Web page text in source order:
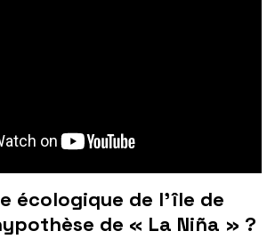
écologique de l’île de
de « La Niña » ?